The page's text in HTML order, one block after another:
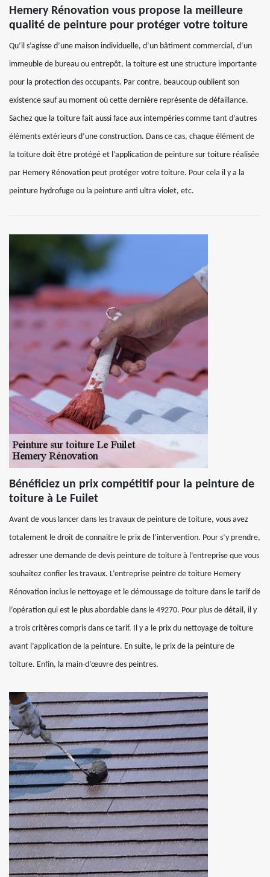
Hemery Rénovation vous propose la meilleure
qualité de peinture pour protéger votre toiture
Qu’il s’agisse d’une maison individuelle, d’un bâtiment commercial, d’un
immeuble de bureau ou entrepôt, la toiture est une structure importante
pour la protection des occupants. Par contre, beaucoup oublient son
existence sauf au moment où cette dernière représente de défaillance.
Sachez que la toiture fait aussi face aux intempéries comme tant d’autres
éléments extérieurs d’une construction. Dans ce cas, chaque élément de
la toiture doit être protégé et l’application de peinture sur toiture réalisée
par Hemery Rénovation peut protéger votre toiture. Pour cela il y a la
peinture hydrofuge ou la peinture anti ultra violet, etc.
Bénéficiez un prix compétitif pour la peinture de
toiture à Le Fuilet
Avant de vous lancer dans les travaux de peinture de toiture, vous avez
totalement le droit de connaitre le prix de l’intervention. Pour s’y prendre,
adresser une demande de devis peinture de toiture à l’entreprise que vous
souhaitez confier les travaux. L’entreprise peintre de toiture Hemery
Rénovation inclus le nettoyage et le démoussage de toiture dans le tarif de
l’opération qui est le plus abordable dans le 49270. Pour plus de détail, il y
a trois critères compris dans ce tarif. Il y a le prix du nettoyage de toiture
avant l’application de la peinture. En suite, le prix de la peinture de
toiture. Enfin, la main-d’œuvre des peintres.